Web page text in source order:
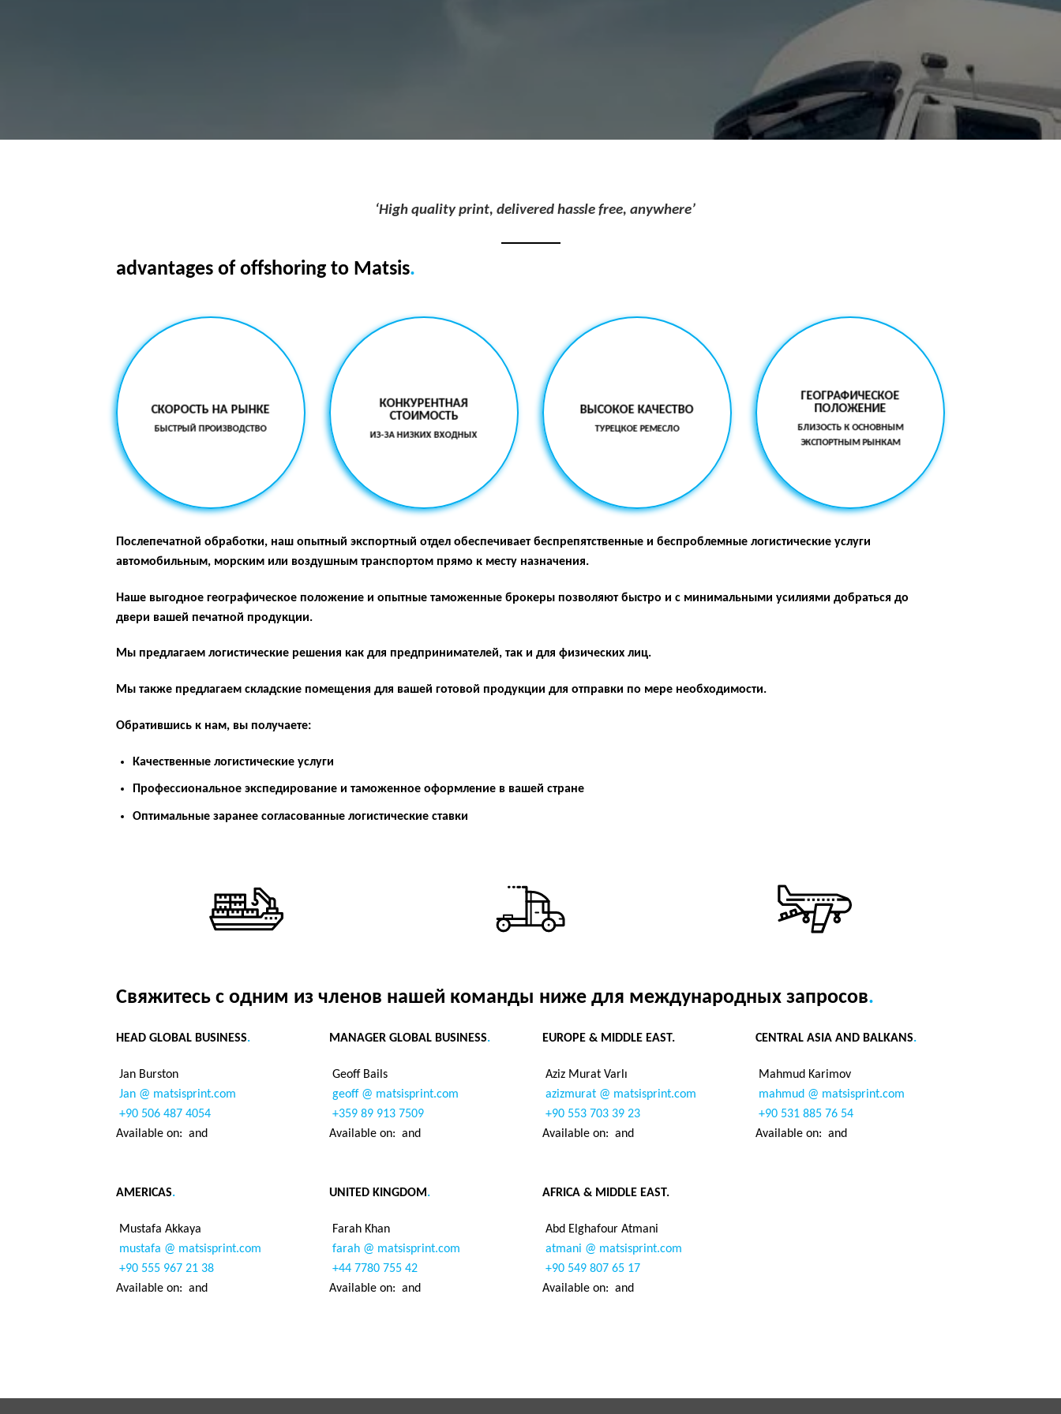
‘High quality print, delivered hassle free, anywhere’
advantages of offshoring to Matsis.
СКОРОСТЬ НА РЫНКЕ
БЫСТРЫЙ ПРОИЗВОДСТВО
КОНКУРЕНТНАЯ
СТОИМОСТЬ
ИЗ-ЗА НИЗКИХ ВХОДНЫХ
ВЫСОКОЕ КАЧЕСТВО
ТУРЕЦКОЕ РЕМЕСЛО
ГЕОГРАФИЧЕСКОЕ
ПОЛОЖЕНИЕ
БЛИЗОСТЬ К ОСНОВНЫМ
ЭКСПОРТНЫМ РЫНКАМ
Послепечатной обработки, наш опытный экспортный отдел обеспечивает беспрепятственные и беспроблемные логистические услуги
автомобильным, морским или воздушным транспортом прямо к месту назначения.
Наше выгодное географическое положение и опытные таможенные брокеры позволяют быстро и с минимальными усилиями добраться до
двери вашей печатной продукции.
Мы предлагаем логистические решения как для предпринимателей, так и для физических лиц.
Мы также предлагаем складские помещения для вашей готовой продукции для отправки по мере необходимости.
Обратившись к нам, вы получаете:
Качественные логистические услуги
Профессиональное экспедирование и таможенное оформление в вашей стране
Оптимальные заранее согласованные логистические ставки
Свяжитесь с одним из членов нашей команды ниже для международных запросов.
HEAD GLOBAL BUSINESS.
Jan Burston
Jan @ matsisprint.com
+90 506 487 4054
Available on: and
MANAGER GLOBAL BUSINESS.
Geoff Bails
geoff @ matsisprint.com
+359 89 913 7509
Available on: and
EUROPE & MIDDLE EAST.
Aziz Murat Varlı
azizmurat @ matsisprint.com
+90 553 703 39 23
Available on: and
CENTRAL ASIA AND BALKANS.
Mahmud Karimov
mahmud @ matsisprint.com
+90 531 885 76 54
Available on: and
AMERICAS.
Mustafa Akkaya
mustafa @ matsisprint.com
+90 555 967 21 38
Available on: and
UNITED KINGDOM.
Farah Khan
farah @ matsisprint.com
+44 7780 755 42
Available on: and
AFRICA & MIDDLE EAST.
Abd Elghafour Atmani
atmani @ matsisprint.com
+90 549 807 65 17
Available on: and